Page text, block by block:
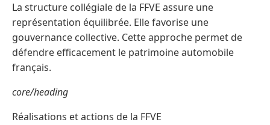
La structure collégiale de la FFVE assure une
représentation équilibrée. Elle favorise une
gouvernance collective. Cette approche permet de
défendre efficacement le patrimoine automobile
français.
core/heading
Réalisations et actions de la FFVE